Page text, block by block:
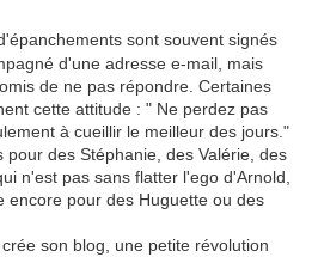
sont souvent signés
d'une adresse e-mail, mais
de ne pas répondre. Certaines
cette attitude : " Ne perdez pas
à cueillir le meilleur des jours."
pour des Stéphanie, des Valérie, des
n'est pas sans flatter l'ego d'Arnold,
encore pour des Huguette ou des
son blog, une petite révolution